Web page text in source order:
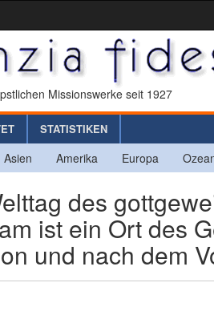
Missionswerke seit 1927
STATISTIKEN
Asien Amerika Europa
des
ist ein Ort des
und nach dem